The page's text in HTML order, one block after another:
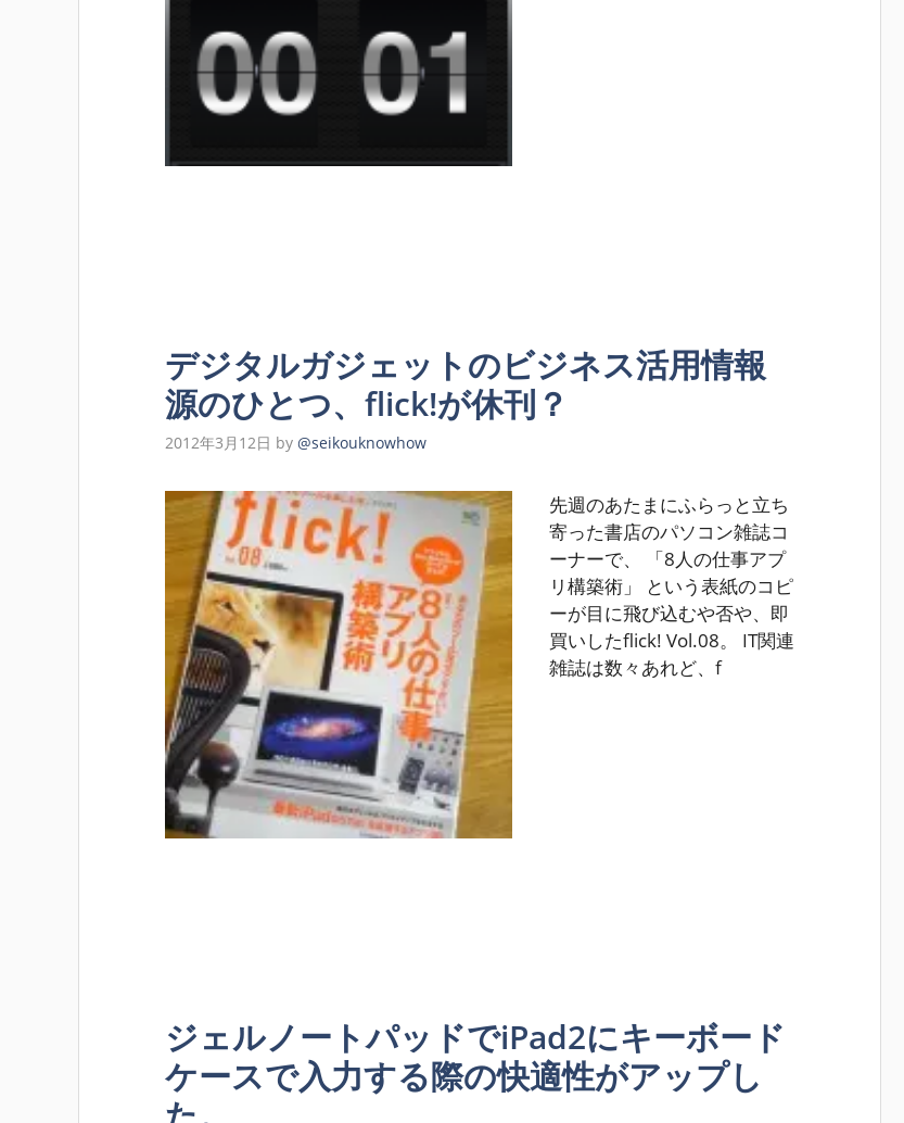
デジタルガジェットのビジネス活用情報
源のひとつ、flick!が休刊？
2012年3月12日 by @seikouknowhow
先週のあたまにふらっと立ち
寄った書店のパソコン雑誌コ
ーナーで、 「8人の仕事アプ
リ構築術」 という表紙のコピ
ーが目に飛び込むや否や、即
買いしたflick! Vol.08。 IT関連
雑誌は数々あれど、f
ジェルノートパッドでiPad2にキーボード
ケースで入力する際の快適性がアップし